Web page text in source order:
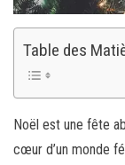
Table des
Noël est une fête
cœur d’un monde